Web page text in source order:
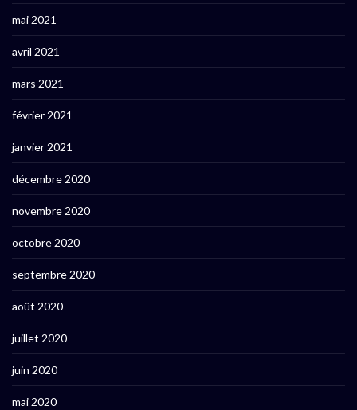
mai 2021
avril 2021
mars 2021
février 2021
janvier 2021
décembre 2020
novembre 2020
octobre 2020
septembre 2020
août 2020
juillet 2020
juin 2020
mai 2020